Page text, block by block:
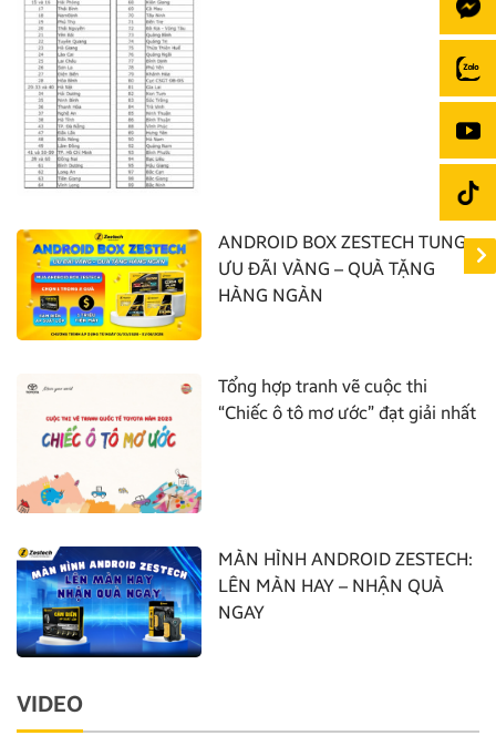
ANDROID BOX ZESTECH TUNG
ƯU ĐÃI VÀNG – QUÀ TẶNG
HÀNG NGÀN
Tổng hợp tranh vẽ cuộc thi
“Chiếc ô tô mơ ước” đạt giải nhất
MÀN HÌNH ANDROID ZESTECH:
LÊN MÀN HAY – NHẬN QUÀ
NGAY
VIDEO